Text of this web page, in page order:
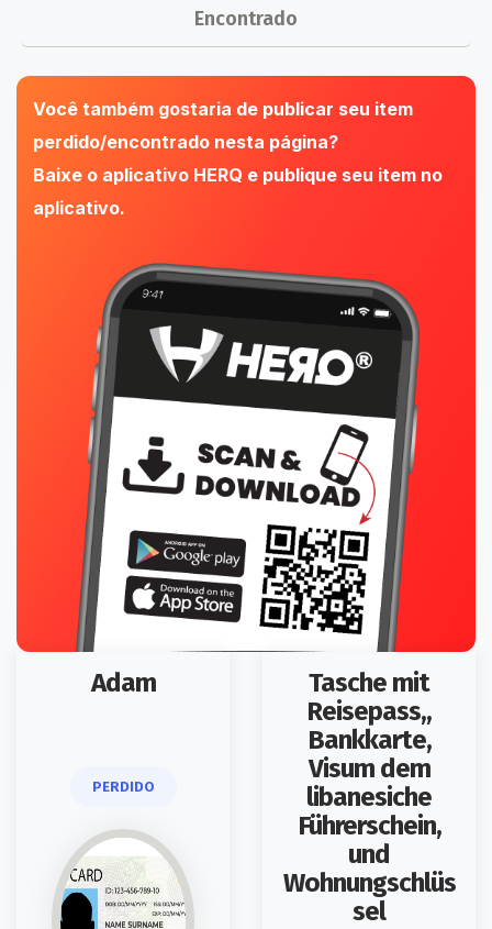
Encontrado
Você também gostaria de publicar seu item
perdido/encontrado nesta página?
Baixe o aplicativo HERQ e publique seu item no
aplicativo.
Adam
PERDIDO
Tasche mit
Reisepass,,
Bankkarte,
Visum dem
libanesiche
Führerschein,
und
Wohnungschlüs
sel